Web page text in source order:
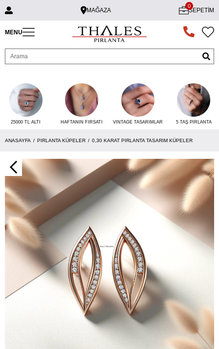
MAĞAZA SEPETIM
0
MENU
25000 TL ALTI HAFTANIN FIRSATI VINTAGE TASARIMLAR 5 TAŞ PIRLANTA
ANASAYFA PIRLANTA KÜPELER 0,30 KARAT PIRLANTA TASARIM KÜPELER